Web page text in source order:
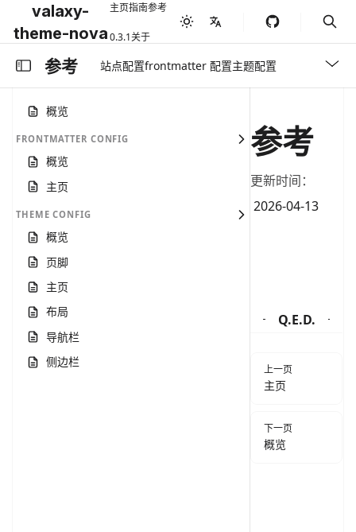
valaxy-
theme-nova
主页指南参考
0.3.1关于
参考 站点配置frontmatter 配置主题配置
概览
FRONTMATTER CONFIG
概览
主页
THEME CONFIG
概览
页脚
主页
布局
导航栏
侧边栏
参考
更新时间：
Published on
2026-04-13
Q.E.D.
Pager
上一页
主页
下一页
概览